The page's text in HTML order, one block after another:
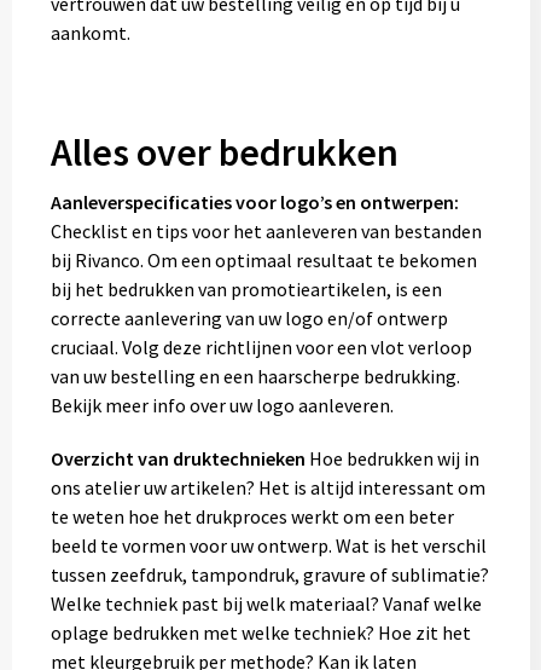
aankomt.
Alles over bedrukken
Aanleverspecificaties voor logo’s en ontwerpen:
Checklist en tips voor het aanleveren van bestanden
bij Rivanco. Om een optimaal resultaat te bekomen
bij het bedrukken van promotieartikelen, is een
correcte aanlevering van uw logo en/of ontwerp
cruciaal. Volg deze richtlijnen voor een vlot verloop
van uw bestelling en een haarscherpe bedrukking.
Bekijk meer info over uw logo aanleveren.
Overzicht van druktechnieken Hoe bedrukken wij in
ons atelier uw artikelen? Het is altijd interessant om
te weten hoe het drukproces werkt om een beter
beeld te vormen voor uw ontwerp. Wat is het verschil
tussen zeefdruk, tampondruk, gravure of sublimatie?
Welke techniek past bij welk materiaal? Vanaf welke
oplage bedrukken met welke techniek? Hoe zit het
met kleurgebruik per methode? Kan ik laten